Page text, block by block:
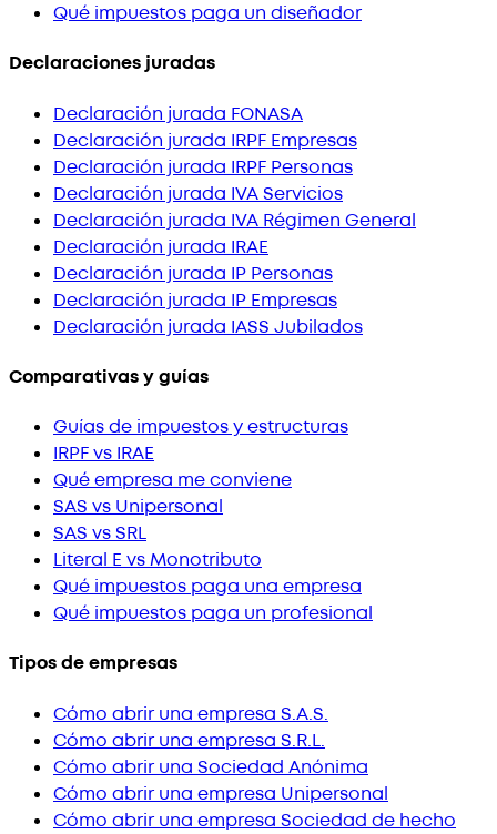
Qué impuestos paga un diseñador
Declaraciones juradas
Declaración jurada FONASA
Declaración jurada IRPF Empresas
Declaración jurada IRPF Personas
Declaración jurada IVA Servicios
Declaración jurada IVA Régimen General
Declaración jurada IRAE
Declaración jurada IP Personas
Declaración jurada IP Empresas
Declaración jurada IASS Jubilados
Comparativas y guías
Guías de impuestos y estructuras
IRPF vs IRAE
Qué empresa me conviene
SAS vs Unipersonal
SAS vs SRL
Literal E vs Monotributo
Qué impuestos paga una empresa
Qué impuestos paga un profesional
Tipos de empresas
Cómo abrir una empresa S.A.S.
Cómo abrir una empresa S.R.L.
Cómo abrir una Sociedad Anónima
Cómo abrir una empresa Unipersonal
Cómo abrir una empresa Sociedad de hecho